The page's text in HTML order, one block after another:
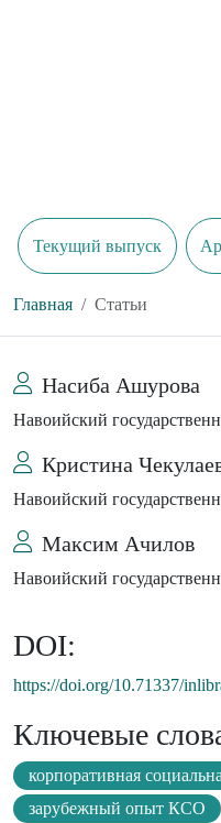
Текущий выпуск
Главная Статьи
Насиба Ашурова
Навоийский
Кристина
Навоийский
Максим Ачилов
Навоийский
DOI:
https://doi.org/10.71337/
Ключевые
корпоративная
зарубежный опыт КСО